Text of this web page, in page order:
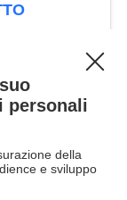
personali
della
e sviluppo